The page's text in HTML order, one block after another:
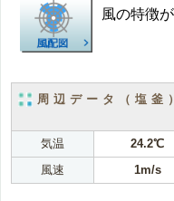
風の特徴
周辺データ（塩釜
気温 24.2℃
風速
1m/s